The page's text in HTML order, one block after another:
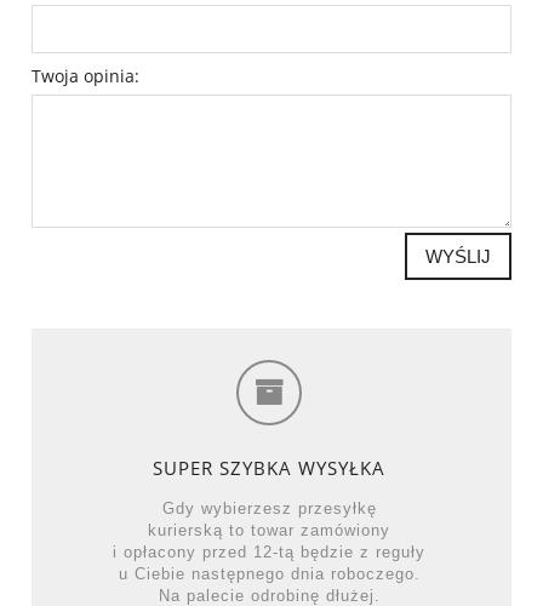
Twoja opinia:
WYŚLIJ
SUPER SZYBKA WYSYŁKA
Gdy wybierzesz przesyłkę
kurierską to towar zamówiony
i opłacony przed 12-tą będzie z reguły
u Ciebie następnego dnia roboczego.
Na palecie odrobinę dłużej.